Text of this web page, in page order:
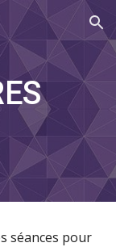
Skip to navigation
séances pour